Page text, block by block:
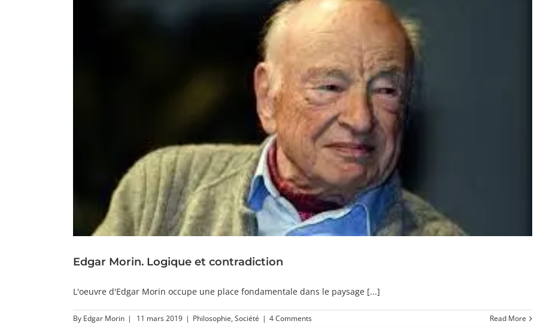
Edgar Morin. Logique et contradiction
L'oeuvre d'Edgar Morin occupe une place fondamentale dans le paysage [...]
By Edgar Morin | 11 mars 2019 | Philosophie, Société | 4 Comments Read More